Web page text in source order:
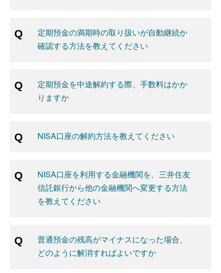
定期預金の満期時の取り扱いが自動継続か
確認する方法を教えてください
定期預金を中途解約する際、手数料はかか
りますか
NISA口座の解約方法を教えてください
NISA口座を利用する金融機関を、三井住友
信託銀行から他の金融機関へ変更する方法
を教えてください
普通預金の残高がマイナスになった場合、
どのように解消すればよいですか